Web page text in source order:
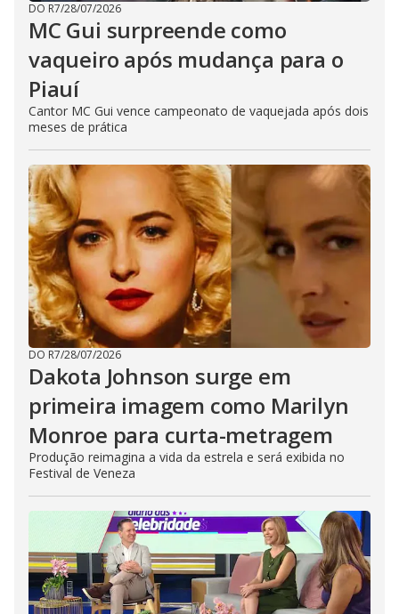
DO R7/28/07/2026
MC Gui surpreende como
vaqueiro após mudança para o
Piauí
Cantor MC Gui vence campeonato de vaquejada após dois
meses de prática
DO R7/28/07/2026
Dakota Johnson surge em
primeira imagem como Marilyn
Monroe para curta-metragem
Produção reimagina a vida da estrela e será exibida no
Festival de Veneza